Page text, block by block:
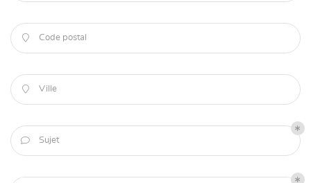
Une
 Code postal
 Ville
 Sujet